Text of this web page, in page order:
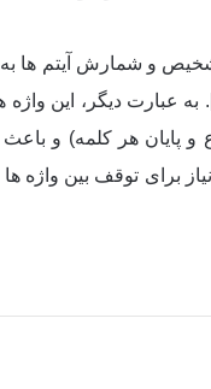
و شمارش آیتم ها
قبل و بعد از گفتار و سخن که باید به صورت
پایان هر کلمه) و
برای توقف بین واژه